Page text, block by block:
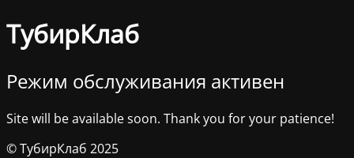
ТубирКлаб
Режим обслуживания активен
Site will be available soon. Thank you for your patience!
© ТубирКлаб 2025